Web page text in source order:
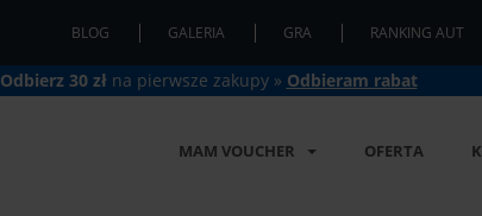
BLOG GALERIA GRA RANKING AUT
Odbierz 30 zł na pierwsze zakupy » Odbieram rabat
MAM VOUCHER OFERTA